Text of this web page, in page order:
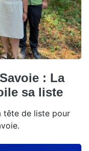
: La
sa liste
tête de liste pour